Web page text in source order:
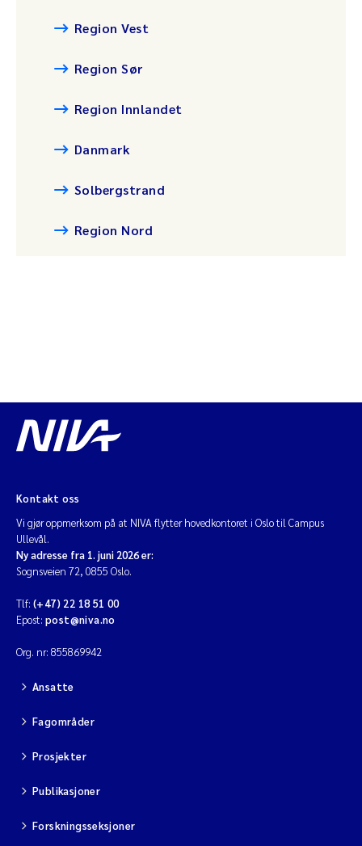
Region Vest
Region Sør
Region Innlandet
Danmark
Solbergstrand
Region Nord
Kontakt oss
Vi gjør oppmerksom på at NIVA flytter hovedkontoret i Oslo til Campus
Ullevål.
Ny adresse fra 1. juni 2026 er:
Sognsveien 72, 0855 Oslo.
Tlf: (+47) 22 18 51 00
Epost: post@niva.no
Org. nr: 855869942
Ansatte
Fagområder
Prosjekter
Publikasjoner
Forskningsseksjoner